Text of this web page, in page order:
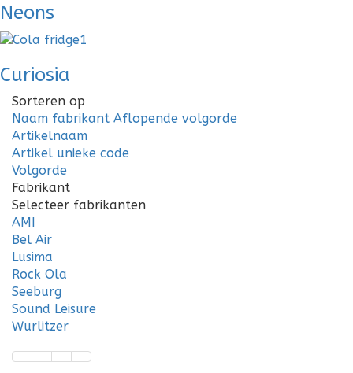
Neons
Curiosia
Sorteren op
Naam fabrikant Aflopende volgorde
Artikelnaam
Artikel unieke code
Volgorde
Fabrikant
Selecteer fabrikanten
AMI
Bel Air
Lusima
Rock Ola
Seeburg
Sound Leisure
Wurlitzer